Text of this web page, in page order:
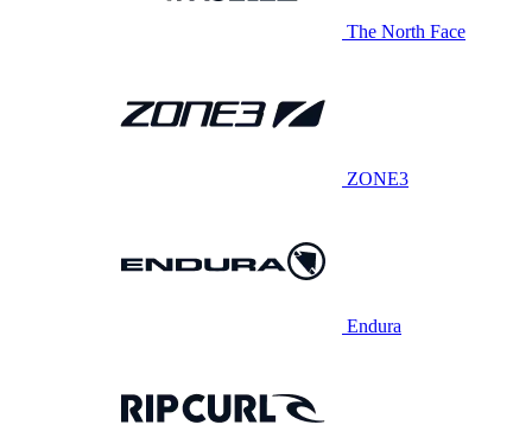
The North Face
ZONE3
Endura